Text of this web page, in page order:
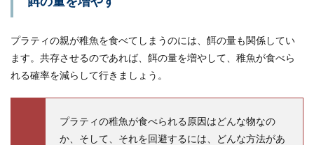
プラティの親が稚魚を食べてしまうのには、餌の量も関係してい
ます。共存させるのであれば、餌の量を増やして、稚魚が食べら
れる確率を減らして行きましょう。
プラティの稚魚が食べられる原因はどんな物なの
か、そして、それを回避するには、どんな方法があ